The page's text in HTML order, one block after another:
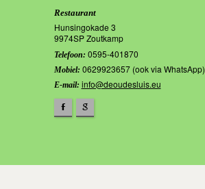
Restaurant
Hunsingokade 3
9974SP Zoutkamp
Telefoon: 0595-401870
Mobiel: 0629923657 (ook via WhatsApp)
E-mail: info@deoudesluis.eu
F g